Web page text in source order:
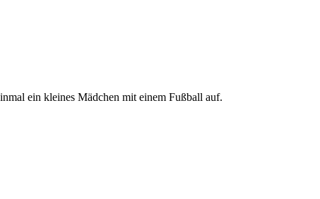
ein kleines Mädchen mit einem Fußball auf.